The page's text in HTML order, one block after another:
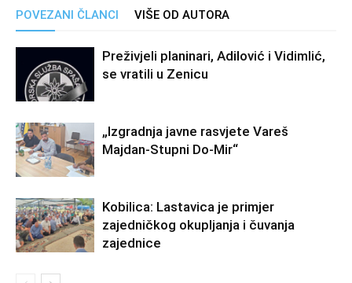
POVEZANI ČLANCI VIŠE OD AUTORA
Preživjeli planinari, Adilović i Vidimlić,
se vratili u Zenicu
„Izgradnja javne rasvjete Vareš
Majdan-Stupni Do-Mir“
Kobilica: Lastavica je primjer
zajedničkog okupljanja i čuvanja
zajednice